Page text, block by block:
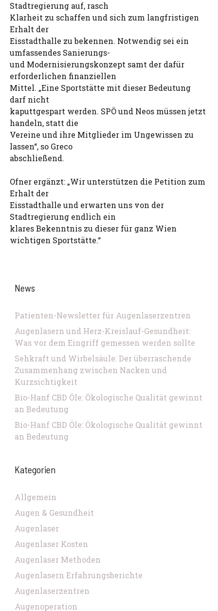
Stadtregierung auf, rasch
Klarheit zu schaffen und sich zum langfristigen
Erhalt der
Eisstadthalle zu bekennen. Notwendig sei ein
umfassendes Sanierungs-
und Modernisierungskonzept samt der dafür
erforderlichen finanziellen
Mittel. „Eine Sportstätte mit dieser Bedeutung
darf nicht
kaputtgespart werden. SPÖ und Neos müssen jetzt
handeln, statt die
Vereine und ihre Mitglieder im Ungewissen zu
lassen“, so Greco
abschließend.
Ofner ergänzt: „Wir unterstützen die Petition zum
Erhalt der
Eisstadthalle und erwarten uns von der
Stadtregierung endlich ein
klares Bekenntnis zu dieser für ganz Wien
wichtigen Sportstätte.“
News
Patienten-Newsletter für Augenlaserzentren
Augenlasern und Herz-Kreislauf-Gesundheit:
Was vor dem Eingriff gemessen werden sollte
Sehkraft und Wirbelsäule: Der überraschende
Zusammenhang zwischen Nacken und
Kurzsichtigkeit
Bio-Hanf CBD Öle: Ökologische Qualität gewinnt
an Bedeutung
Bio-Hanf CBD Öle: Ökologische Qualität gewinnt
an Bedeutung
Kategorien
Allgemein
Augen & Gesundheit
Augenlaser
Augenlaser Kosten
Augenlaser Methoden
Augenlasern Erfahrungsberichte
Augenlaserzentren
Augenoperation